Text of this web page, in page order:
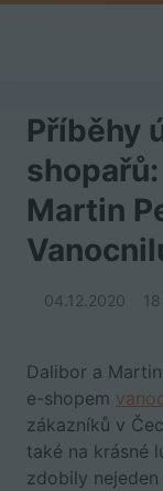
Příběhy
Martin
04.12.2020
Dalibor a
e-shopem
zákazníků v
také na krásné
zdobily